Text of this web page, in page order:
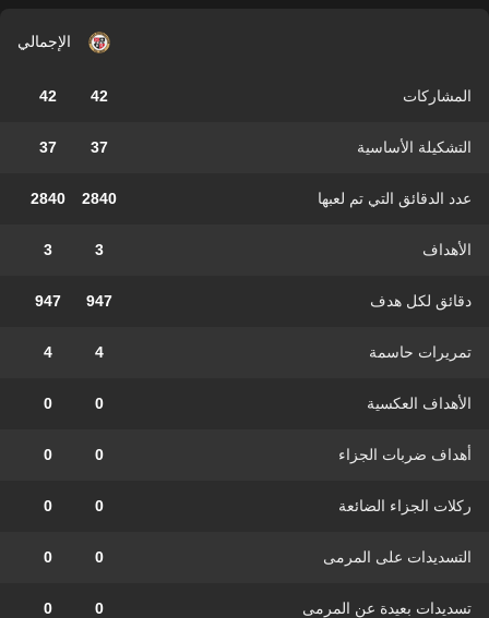
الإجمالي
المشاركات 42
42
التشكيلة الأساسية 37
37
عدد الدقائق التي تم لعبها 2840
2840
الأهداف 3
3
دقائق لكل هدف 947
947
تمريرات حاسمة 4
4
الأهداف العكسية 0
0
أهداف ضربات الجزاء 0
0
ركلات الجزاء الضائعة 0
0
التسديدات على المرمى 0
0
تسديدات بعيدة عن المرمى 0
0